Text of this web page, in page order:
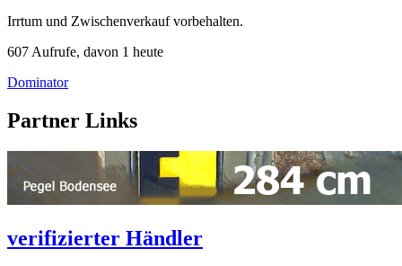
Irrtum und Zwischenverkauf vorbehalten.
607 Aufrufe, davon 1 heute
Dominator
Partner Links
verifizierter Händler